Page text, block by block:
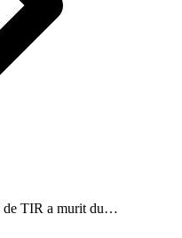
de TIR a murit du…